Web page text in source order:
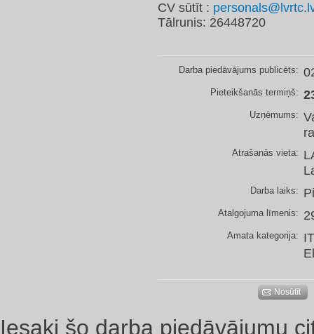
CV sūtīt :
Tālrunis: 26448720
Darba piedāvājums publicēts:
Pieteikšanās termiņš:
Uzņēmums:
Atrašanās vieta:
Darba laiks:
Atalgojuma līmenis:
Amata kategorija:
Nosūtīt
Iesaki šo darba piedāvājumu